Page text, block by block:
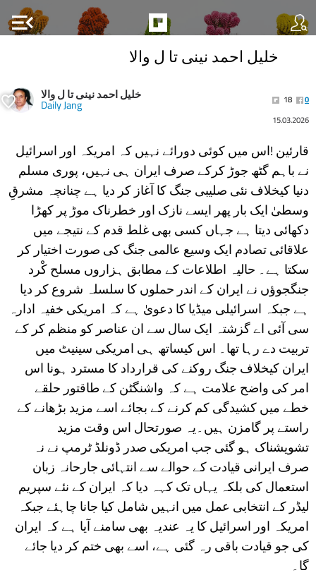
menu_open
خلیل احمد نینی تا ل والا
خلیل احمد نینی تا ل والا
Daily Jang 18
0
15.03.2026
قارئین !اس میں کوئی دورائے نہیں کہ امریکہ اور اسرائیل
نے باہم گٹھ جوڑ کرکے صرف ایران ہی نہیں، پوری مسلم
دنیا کیخلاف نئی صلیبی جنگ کا آغاز کر دیا ہے چنانچہ مشرقِ
وسطیٰ ایک بار پھر ایسے نازک اور خطرناک موڑ پر کھڑا
دکھائی دیتا ہے جہاں کسی بھی غلط قدم کے نتیجے میں
علاقائی تصادم ایک وسیع عالمی جنگ کی صورت اختیار کر
سکتا ہے۔ حالیہ اطلاعات کے مطابق ہزاروں مسلح کْرد
جنگجوؤں نے ایران کے اندر حملوں کا سلسلہ شروع کر دیا
ہے جبکہ اسرائیلی میڈیا کا دعویٰ ہے کہ امریکی خفیہ ادارہ
سی آئی اے گزشتہ ایک سال سے ان عناصر کو منظم کر کے
تربیت دے رہا تھا۔ اس کیساتھ ہی امریکی سینیٹ میں
ایران کیخلاف جنگ روکنے کی قرارداد کا مسترد ہونا اس
امر کی واضح علامت ہے کہ واشنگٹن کے طاقتور حلقے
خطے میں کشیدگی کم کرنے کے بجائے اسے مزید بڑھانے کے
راستے پر گامزن ہیں۔یہ صورتحال اس وقت مزید
تشویشناک ہو گئی جب امریکی صدر ڈونلڈ ٹرمپ نے نہ
صرف ایرانی قیادت کے حوالے سے انتہائی جارحانہ زبان
استعمال کی بلکہ یہاں تک کہہ دیا کہ ایران کے نئے سپریم
لیڈر کے انتخابی عمل میں انہیں شامل کیا جانا چاہئے جبکہ
امریکہ اور اسرائیل کا یہ عندیہ بھی سامنے آیا ہے کہ ایران
کی جو قیادت باقی رہ گئی ہے، اسے بھی ختم کر دیا جائے
گا۔